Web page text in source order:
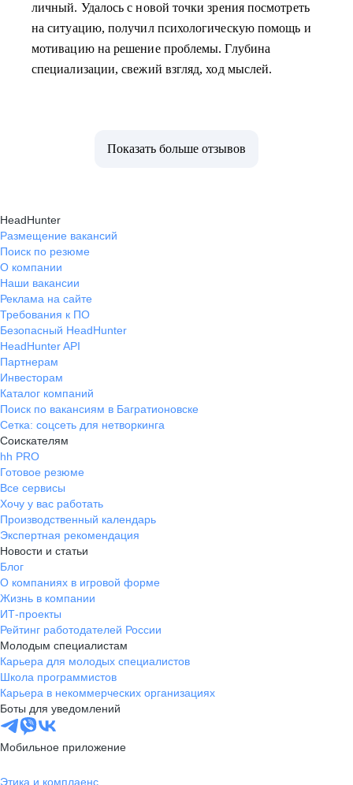
личный. Удалось с новой точки зрения посмотреть
на ситуацию, получил психологическую помощь и
мотивацию на решение проблемы. Глубина
специализации, свежий взгляд, ход мыслей.
Показать больше отзывов
HeadHunter
Размещение вакансий
Поиск по резюме
О компании
Наши вакансии
Реклама на сайте
Требования к ПО
Безопасный HeadHunter
HeadHunter API
Партнерам
Инвесторам
Каталог компаний
Поиск по вакансиям в Багратионовске
Сетка: соцсеть для нетворкинга
Соискателям
hh PRO
Готовое резюме
Все сервисы
Хочу у вас работать
Производственный календарь
Экспертная рекомендация
Новости и статьи
Блог
О компаниях в игровой форме
Жизнь в компании
ИТ-проекты
Рейтинг работодателей России
Молодым специалистам
Карьера для молодых специалистов
Школа программистов
Карьера в некоммерческих организациях
Боты для уведомлений
Мобильное приложение
Этика и комплаенс